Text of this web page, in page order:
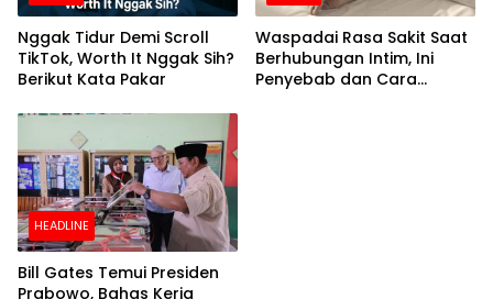
Nggak Tidur Demi Scroll
TikTok, Worth It Nggak Sih?
Berikut Kata Pakar
Waspadai Rasa Sakit Saat
Berhubungan Intim, Ini
Penyebab dan Cara
HEADLINE
Bill Gates Temui Presiden
Prabowo, Bahas Kerja